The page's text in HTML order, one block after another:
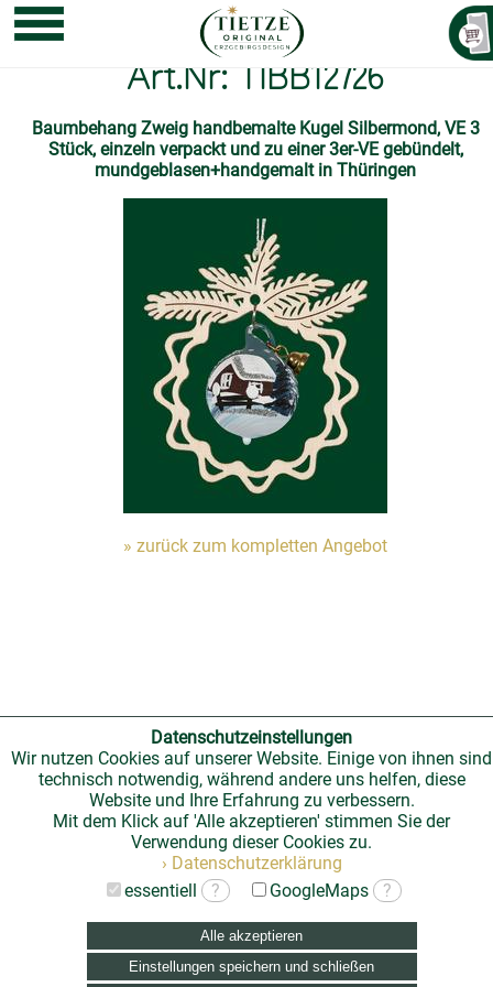
Datenschutzeinstellungen
Wir nutzen Cookies auf unserer Website. Einige von ihnen sind
technisch notwendig, während andere uns helfen, diese
Website und Ihre Erfahrung zu verbessern.
Mit dem Klick auf 'Alle akzeptieren' stimmen Sie der
Verwendung dieser Cookies zu.
› Datenschutzerklärung
essentiell ? GoogleMaps ?
Alle akzeptieren
Einstellungen speichern und schließen
Art.Nr: TIBB12726
Baumbehang Zweig handbemalte Kugel Silbermond, VE 3
Stück, einzeln verpackt und zu einer 3er-VE gebündelt,
mundgeblasen+handgemalt in Thüringen
» zurück zum kompletten Angebot